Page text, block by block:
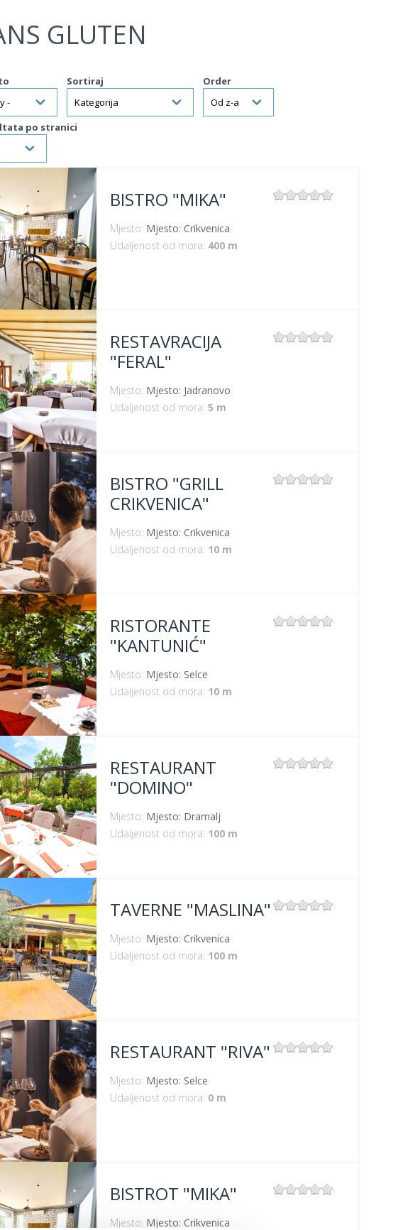
GLUTEN
Sortiraj Order
po stranici
BISTRO "MIKA"
Mjesto: Mjesto: Crikvenica
Udaljenost od mora: 400 m
RESTAVRACIJA
"FERAL"
Mjesto: Mjesto: Jadranovo
Udaljenost od mora: 5 m
BISTRO "GRILL
CRIKVENICA"
Mjesto: Mjesto: Crikvenica
Udaljenost od mora: 10 m
RISTORANTE
"KANTUNIĆ"
Mjesto: Mjesto: Selce
Udaljenost od mora: 10 m
RESTAURANT
"DOMINO"
Mjesto: Mjesto: Dramalj
Udaljenost od mora: 100 m
TAVERNE "MASLINA"
Mjesto: Mjesto: Crikvenica
Udaljenost od mora: 100 m
RESTAURANT "RIVA"
Mjesto: Mjesto: Selce
Udaljenost od mora: 0 m
BISTROT "MIKA"
Mjesto: Mjesto: Crikvenica